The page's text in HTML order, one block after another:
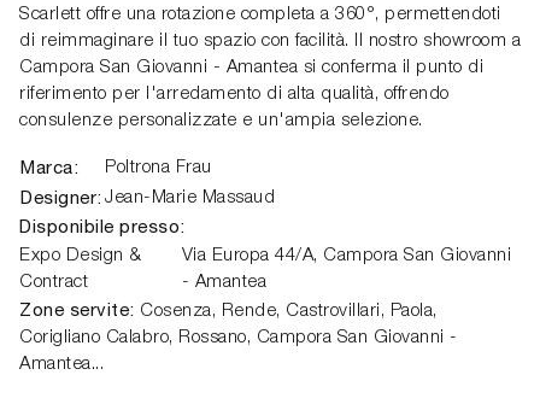
Scarlett offre una rotazione completa a 360°, permettendoti
di reimmaginare il tuo spazio con facilità. Il nostro showroom a
Campora San Giovanni - Amantea si conferma il punto di
riferimento per l'arredamento di alta qualità, offrendo
consulenze personalizzate e un'ampia selezione.
Marca: Poltrona Frau
Designer: Jean-Marie Massaud
Disponibile presso:
Expo Design &
Contract
Via Europa 44/A, Campora San Giovanni
- Amantea
Zone servite: Cosenza, Rende, Castrovillari, Paola,
Corigliano Calabro, Rossano, Campora San Giovanni -
Amantea...